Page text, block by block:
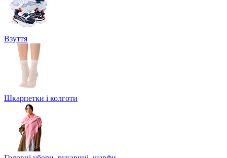
Взуття
Шкарпетки і колготи